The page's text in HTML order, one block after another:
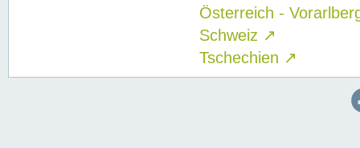
Österreich -
Schweiz ↗
Tschechien ↗